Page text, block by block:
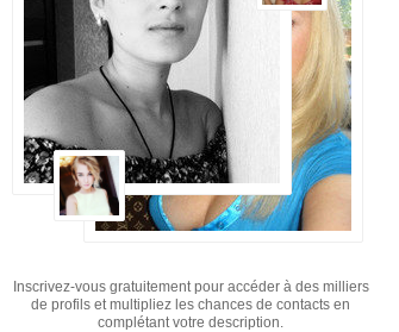
Inscrivez-vous gratuitement pour accéder à des milliers
de profils et multipliez les chances de contacts en
complétant votre description.